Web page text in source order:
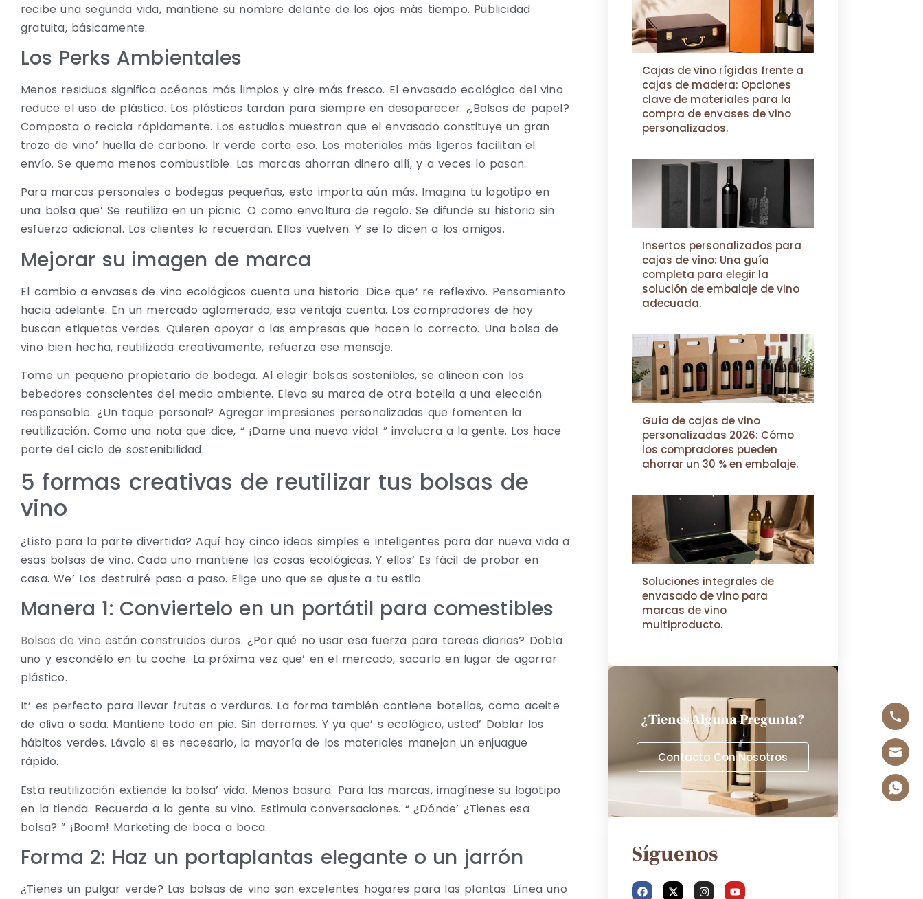
recibe una segunda vida, mantiene su nombre delante de los ojos más tiempo. Publicidad
gratuita, básicamente.
Los Perks Ambientales
Menos residuos significa océanos más limpios y aire más fresco. El envasado ecológico del vino
reduce el uso de plástico. Los plásticos tardan para siempre en desaparecer. ¿Bolsas de papel?
Composta o recicla rápidamente. Los estudios muestran que el envasado constituye un gran
trozo de vino’ huella de carbono. Ir verde corta eso. Los materiales más ligeros facilitan el
envío. Se quema menos combustible. Las marcas ahorran dinero allí, y a veces lo pasan.
Para marcas personales o bodegas pequeñas, esto importa aún más. Imagina tu logotipo en
una bolsa que’ Se reutiliza en un picnic. O como envoltura de regalo. Se difunde su historia sin
esfuerzo adicional. Los clientes lo recuerdan. Ellos vuelven. Y se lo dicen a los amigos.
Mejorar su imagen de marca
El cambio a envases de vino ecológicos cuenta una historia. Dice que’ re reflexivo. Pensamiento
hacia adelante. En un mercado aglomerado, esa ventaja cuenta. Los compradores de hoy
buscan etiquetas verdes. Quieren apoyar a las empresas que hacen lo correcto. Una bolsa de
vino bien hecha, reutilizada creativamente, refuerza ese mensaje.
Tome un pequeño propietario de bodega. Al elegir bolsas sostenibles, se alinean con los
bebedores conscientes del medio ambiente. Eleva su marca de otra botella a una elección
responsable. ¿Un toque personal? Agregar impresiones personalizadas que fomenten la
reutilización. Como una nota que dice, “ ¡Dame una nueva vida! ” involucra a la gente. Los hace
parte del ciclo de sostenibilidad.
5 formas creativas de reutilizar tus bolsas de
vino
¿Listo para la parte divertida? Aquí hay cinco ideas simples e inteligentes para dar nueva vida a
esas bolsas de vino. Cada uno mantiene las cosas ecológicas. Y ellos’ Es fácil de probar en
casa. We’ Los destruiré paso a paso. Elige uno que se ajuste a tu estilo.
Manera 1: Conviertelo en un portátil para comestibles
Bolsas de vino están construidos duros. ¿Por qué no usar esa fuerza para tareas diarias? Dobla
uno y escondélo en tu coche. La próxima vez que’ en el mercado, sacarlo en lugar de agarrar
plástico.
It’ es perfecto para llevar frutas o verduras. La forma también contiene botellas, como aceite
de oliva o soda. Mantiene todo en pie. Sin derrames. Y ya que’ s ecológico, usted’ Doblar los
hábitos verdes. Lávalo si es necesario, la mayoría de los materiales manejan un enjuague
rápido.
Esta reutilización extiende la bolsa’ vida. Menos basura. Para las marcas, imagínese su logotipo
en la tienda. Recuerda a la gente su vino. Estimula conversaciones. “ ¿Dónde’ ¿Tienes esa
bolsa? ” ¡Boom! Marketing de boca a boca.
Forma 2: Haz un portaplantas elegante o un jarrón
¿Tienes un pulgar verde? Las bolsas de vino son excelentes hogares para las plantas. Línea uno
Cajas de vino rígidas frente a
cajas de madera: Opciones
clave de materiales para la
compra de envases de vino
personalizados.
Insertos personalizados para
cajas de vino: Una guía
completa para elegir la
solución de embalaje de vino
adecuada.
Guía de cajas de vino
personalizadas 2026: Cómo
los compradores pueden
ahorrar un 30 % en embalaje.
Soluciones integrales de
envasado de vino para
marcas de vino
multiproducto.
¿Tienes Alguna Pregunta?
Contacta Con Nosotros
Síguenos